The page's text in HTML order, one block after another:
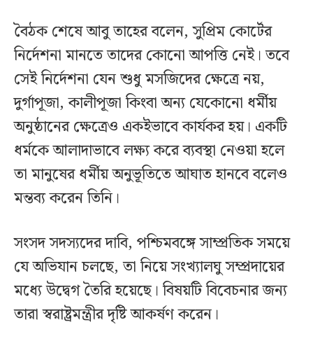
বৈঠক শেষে আবু তাহের বলেন, সুপ্রিম কোর্টের
নির্দেশনা মানতে তাদের কোনো আপত্তি নেই। তবে
সেই নির্দেশনা যেন শুধু মসজিদের ক্ষেত্রে নয়,
দুর্গাপূজা, কালীপূজা কিংবা অন্য যেকোনো ধর্মীয়
অনুষ্ঠানের ক্ষেত্রেও একইভাবে কার্যকর হয়। একটি
ধর্মকে আলাদাভাবে লক্ষ্য করে ব্যবস্থা নেওয়া হলে
তা মানুষের ধর্মীয় অনুভূতিতে আঘাত হানবে বলেও
মন্তব্য করেন তিনি।
সংসদ সদস্যদের দাবি, পশ্চিমবঙ্গে সাম্প্রতিক সময়ে
যে অভিযান চলছে, তা নিয়ে সংখ্যালঘু সম্প্রদায়ের
মধ্যে উদ্বেগ তৈরি হয়েছে। বিষয়টি বিবেচনার জন্য
তারা স্বরাষ্ট্রমন্ত্রীর দৃষ্টি আকর্ষণ করেন।